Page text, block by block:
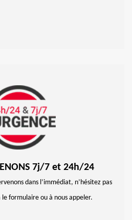
7j/7 et 24h/24
dans l’immédiat, n’hésitez pas
formulaire ou à nous appeler.